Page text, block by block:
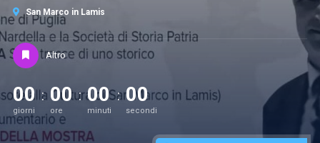
San Marco in Lamis
Altro
00
giorni
00
ore
00
minuti
00
secondi